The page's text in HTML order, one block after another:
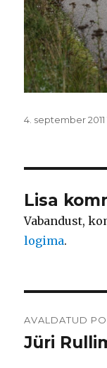
Postitatud
4. september 2011
Lisa
Vabandust,
logima.
AVALDATUD
Jüri